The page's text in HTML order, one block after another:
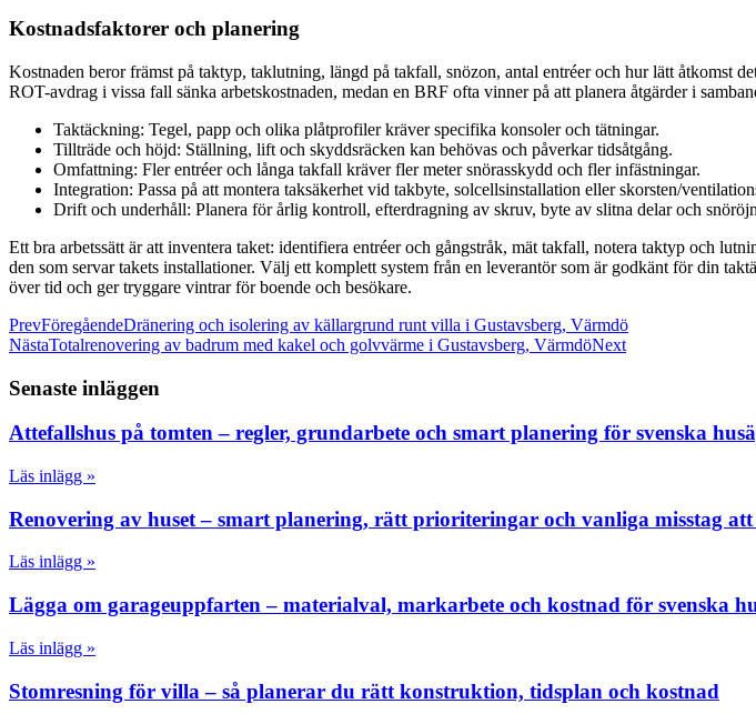
Kostnadsfaktorer och planering
Kostnaden beror främst på taktyp, taklutning, längd på takfall, snözon, antal entréer och hur lätt åtkomst
ROT-avdrag i vissa fall sänka arbetskostnaden, medan en BRF ofta vinner på att planera åtgärder i
Taktäckning: Tegel, papp och olika plåtprofiler kräver specifika konsoler och tätningar.
Tillträde och höjd: Ställning, lift och skyddsräcken kan behövas och påverkar tidsåtgång.
Omfattning: Fler entréer och långa takfall kräver fler meter snörasskydd och fler infästningar.
Integration: Passa på att montera taksäkerhet vid takbyte, solcellsinstallation eller skorsten/
Drift och underhåll: Planera för årlig kontroll, efterdragning av skruv, byte av slitna delar och
Ett bra arbetssätt är att inventera taket: identifiera entréer och gångstråk, mät takfall, notera taktyp och
den som servar takets installationer. Välj ett komplett system från en leverantör som är godkänt för din
över tid och ger tryggare vintrar för boende och besökare.
PrevFöregåendeDränering och isolering av källargrund runt villa i Gustavsberg, Värmdö
NästaTotalrenovering av badrum med kakel och golvvärme i Gustavsberg, VärmdöNext
Senaste inläggen
Attefallshus på tomten – regler, grundarbete och smart planering för svenska
Läs inlägg »
Renovering av huset – smart planering, rätt prioriteringar och vanliga misstag
Läs inlägg »
Lägga om garageuppfarten – materialval, markarbete och kostnad för svenska
Läs inlägg »
Stomresning för villa – så planerar du rätt konstruktion, tidsplan och kostnad